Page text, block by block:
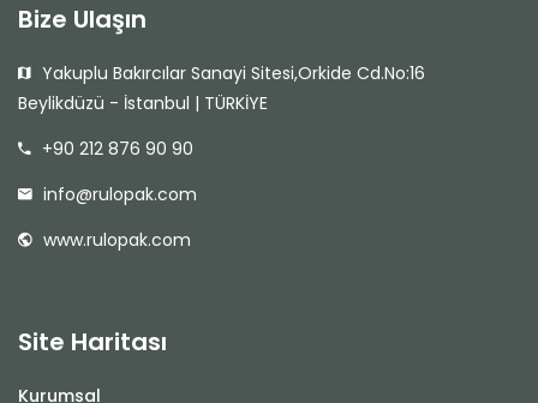
Bize Ulaşın
Yakuplu Bakırcılar Sanayi Sitesi,Orkide Cd.No:16
Beylikdüzü - İstanbul | TÜRKİYE
+90 212 876 90 90
info@rulopak.com
www.rulopak.com
Site Haritası
Kurumsal